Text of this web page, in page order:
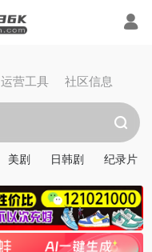
运营工具 社区信息
美剧 日韩剧 纪录片